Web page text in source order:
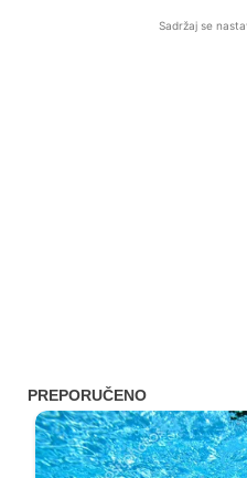
Sadržaj se